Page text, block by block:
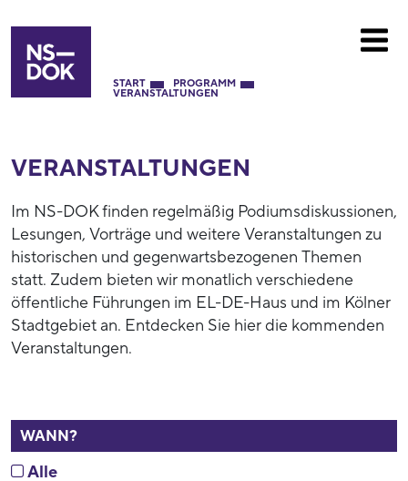
START PROGRAMM
VERANSTALTUNGEN
VERANSTALTUNGEN
Im NS-DOK finden regelmäßig Podiumsdiskussionen,
Lesungen, Vorträge und weitere Veranstaltungen zu
historischen und gegenwartsbezogenen Themen
statt. Zudem bieten wir monatlich verschiedene
öffentliche Führungen im EL-DE-Haus und im Kölner
Stadtgebiet an. Entdecken Sie hier die kommenden
Veranstaltungen.
WANN?
Alle